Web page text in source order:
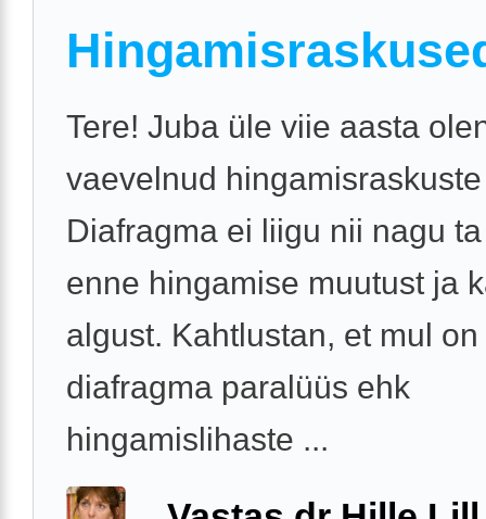
Tere! Juba üle viie aasta
vaevelnud
Diafragma ei liigu nii nagu
enne hingamise muutust ja
algust. Kahtlustan, et mul on
diafragma paralüüs ehk
hingamislihaste ...